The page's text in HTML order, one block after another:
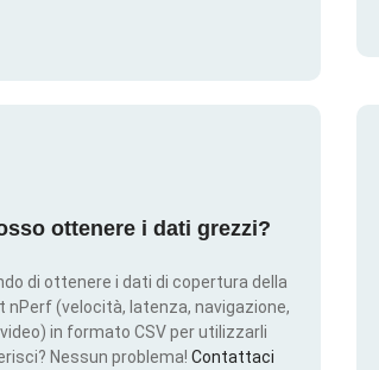
ottenere i dati grezzi?
di ottenere i dati di copertura della
nPerf (velocità, latenza, navigazione,
in formato CSV per utilizzarli
Nessun problema! Contattaci